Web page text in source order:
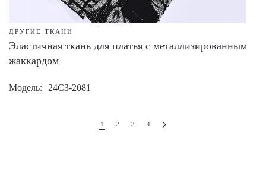
ДРУГИЕ ТКАНИ
Эластичная ткань для платья с металлизированным
жаккардом
Модель 24СЗ-2081
1 2 3 4